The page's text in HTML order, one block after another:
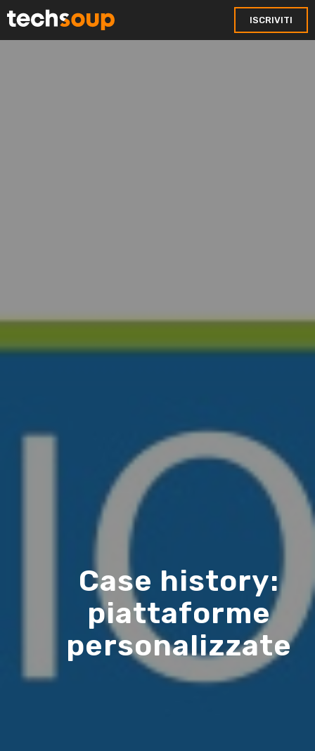
ISCRIVITI
Case history:
piattaforme
personalizzate